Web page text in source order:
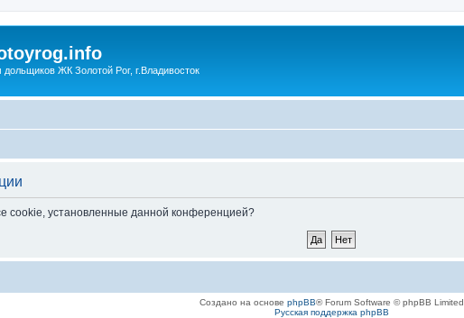
ЖК Золотой Рог, г.Владивосток
cookie, установленные данной конференцией?
Создано на основе phpBB® Forum Software © phpBB Limited
Русская поддержка phpBB